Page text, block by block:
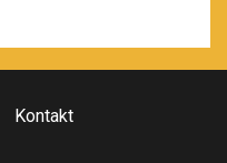
Kontakt